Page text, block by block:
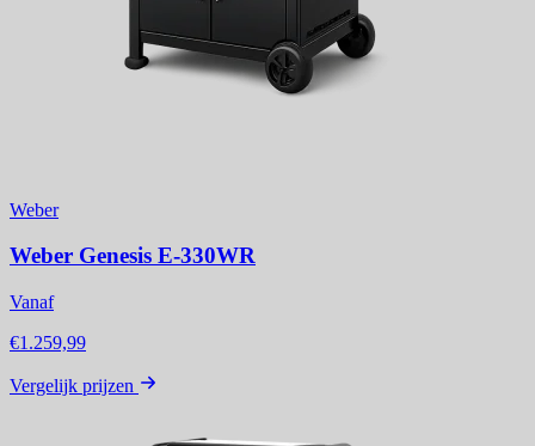
Weber
Weber Genesis E-330WR
Vanaf
€1.259,99
Vergelijk prijzen